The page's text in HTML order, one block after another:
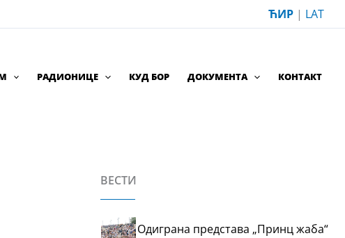
ЋИР | LAT
РАДИОНИЦЕ КУД БОР ДОКУМЕНТА КОНТАКТ
ВЕСТИ
Одиграна представа „Принц жаба“